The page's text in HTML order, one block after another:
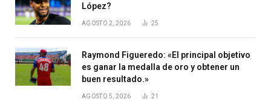
López?
AGOSTO 2, 2026 25
Raymond Figueredo: «El principal objetivo
es ganar la medalla de oro y obtener un
buen resultado.»
AGOSTO 5, 2026 21